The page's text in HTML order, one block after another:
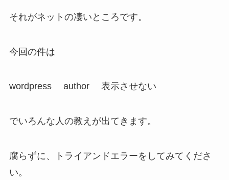
それがネットの凄いところです。
今回の件は
wordpress author 表示させない
でいろんな人の教えが出てきます。
腐らずに、トライアンドエラーをしてみてくださ
い。